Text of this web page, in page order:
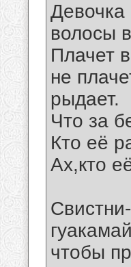
Девочка
волосы
Плачет
не
рыдает.
Что за
Кто её
Ах,кто
чтобы